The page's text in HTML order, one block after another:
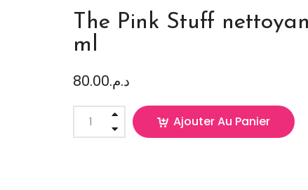
The Pink Stuff
ml
د.م.80.00
Ajouter Au Panier